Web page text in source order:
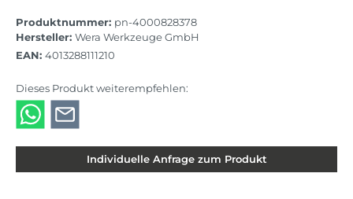
Produktnummer: pn-4000828378
Hersteller: Wera Werkzeuge GmbH
EAN: 4013288111210
Dieses Produkt weiterempfehlen:
Individuelle Anfrage zum Produkt